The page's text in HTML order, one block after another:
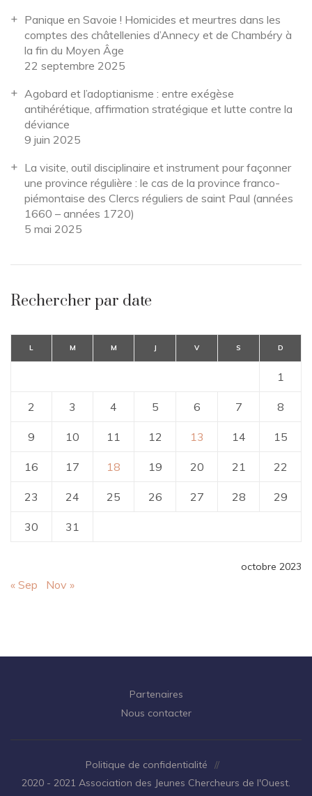
Panique en Savoie ! Homicides et meurtres dans les
comptes des châtellenies d’Annecy et de Chambéry à
la fin du Moyen Âge
22 septembre 2025
Agobard et l’adoptianisme : entre exégèse
antihérétique, affirmation stratégique et lutte contre la
déviance
9 juin 2025
La visite, outil disciplinaire et instrument pour façonner
une province régulière : le cas de la province franco-
piémontaise des Clercs réguliers de saint Paul (années
1660 – années 1720)
5 mai 2025
Rechercher par date
octobre 2023
L M M J V S D
1
2 3 4 5 6 7 8
9 10 11 12 13 14 15
16 17 18 19 20 21 22
23 24 25 26 27 28 29
30 31
« Sep Nov »
Partenaires
Nous contacter
Politique de confidentialité
//
2020 - 2021 Association des Jeunes Chercheurs de l'Ouest.